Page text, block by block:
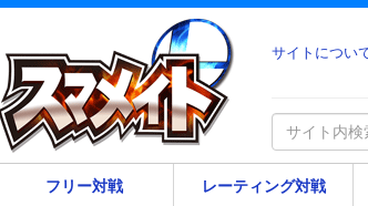
サイトについ
フリー対戦 レーティング対戦